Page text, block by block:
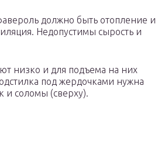
должно быть отопление и
Недопустимы сырость и
низко и для подъема на них
под жердочками нужна
и соломы (сверху).